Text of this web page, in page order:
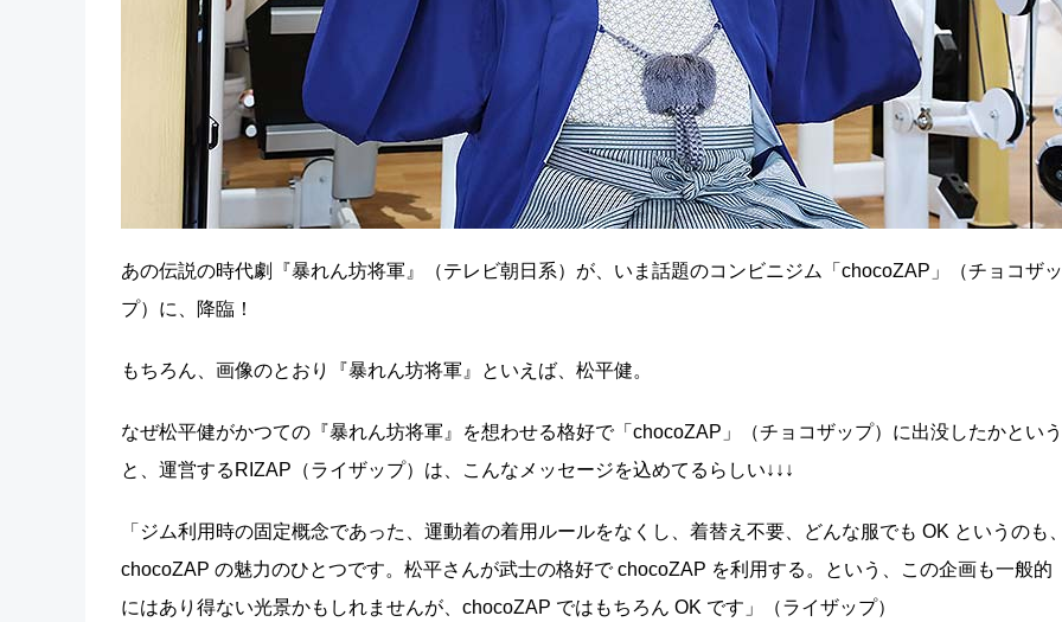
あの伝説の時代劇『暴れん坊将軍』（テレビ朝日系）が、いま話題のコンビニジム「chocoZAP」（チョコザッ
プ）に、降臨！
もちろん、画像のとおり『暴れん坊将軍』といえば、松平健。
なぜ松平健がかつての『暴れん坊将軍』を想わせる格好で「chocoZAP」（チョコザップ）に出没したかという
と、運営するRIZAP（ライザップ）は、こんなメッセージを込めてるらしい↓↓↓
「ジム利用時の固定概念であった、運動着の着用ルールをなくし、着替え不要、どんな服でも OK というのも、
chocoZAP の魅力のひとつです。松平さんが武士の格好で chocoZAP を利用する。という、この企画も一般的
にはあり得ない光景かもしれませんが、chocoZAP ではもちろん OK です」（ライザップ）